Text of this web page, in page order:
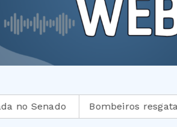
Bombeiros resgatam